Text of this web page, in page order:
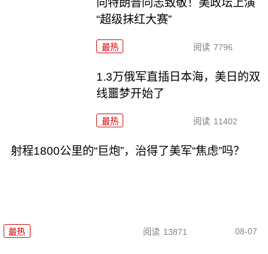
向特朗普同志致敬！美政坛上演
“超级抹红大赛”
最热 阅读 7796
1.3万俄军直插日本海，美日的双
线噩梦开始了
最热 阅读 11402
射程1800公里的“巨炮”，治得了美军“焦虑”吗？
最热 阅读 13871 08-07